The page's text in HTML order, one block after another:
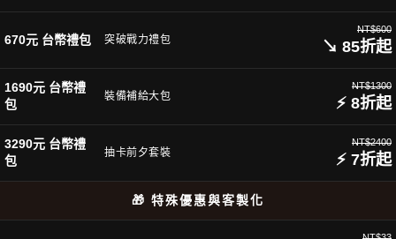
670元 台幣禮包 突破戰力禮包
NT$600
↘ 85折起
1690元 台幣禮
包
裝備補給大包
NT$1300
⚡ 8折起
3290元 台幣禮
包
抽卡前夕套裝
NT$2400
⚡ 7折起
🎁 特殊優惠與客製化